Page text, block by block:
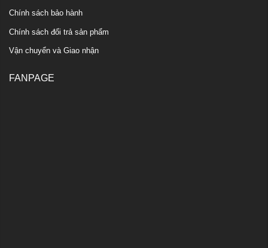
Chính sách bảo hành
Chính sách đổi trả sản phẩm
Vận chuyển và Giao nhận
FANPAGE